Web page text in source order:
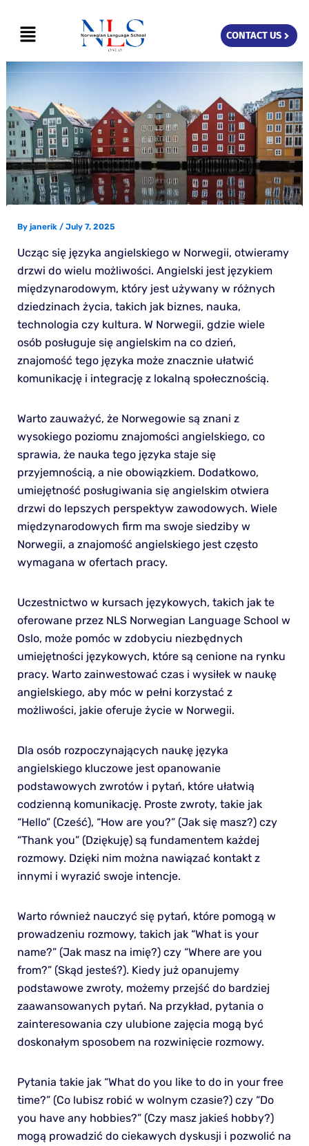
content
Menu CONTACT US
By janerik / July 7, 2025
Ucząc się języka angielskiego w Norwegii, otwieramy
drzwi do wielu możliwości. Angielski jest językiem
międzynarodowym, który jest używany w różnych
dziedzinach życia, takich jak biznes, nauka,
technologia czy kultura. W Norwegii, gdzie wiele
osób posługuje się angielskim na co dzień,
znajomość tego języka może znacznie ułatwić
komunikację i integrację z lokalną społecznością.
Warto zauważyć, że Norwegowie są znani z
wysokiego poziomu znajomości angielskiego, co
sprawia, że nauka tego języka staje się
przyjemnością, a nie obowiązkiem. Dodatkowo,
umiejętność posługiwania się angielskim otwiera
drzwi do lepszych perspektyw zawodowych. Wiele
międzynarodowych firm ma swoje siedziby w
Norwegii, a znajomość angielskiego jest często
wymagana w ofertach pracy.
Uczestnictwo w kursach językowych, takich jak te
oferowane przez NLS Norwegian Language School w
Oslo, może pomóc w zdobyciu niezbędnych
umiejętności językowych, które są cenione na rynku
pracy. Warto zainwestować czas i wysiłek w naukę
angielskiego, aby móc w pełni korzystać z
możliwości, jakie oferuje życie w Norwegii.
Dla osób rozpoczynających naukę języka
angielskiego kluczowe jest opanowanie
podstawowych zwrotów i pytań, które ułatwią
codzienną komunikację. Proste zwroty, takie jak
“Hello” (Cześć), “How are you?” (Jak się masz?) czy
“Thank you” (Dziękuję) są fundamentem każdej
rozmowy. Dzięki nim można nawiązać kontakt z
innymi i wyrazić swoje intencje.
Warto również nauczyć się pytań, które pomogą w
prowadzeniu rozmowy, takich jak “What is your
name?” (Jak masz na imię?) czy “Where are you
from?” (Skąd jesteś?). Kiedy już opanujemy
podstawowe zwroty, możemy przejść do bardziej
zaawansowanych pytań. Na przykład, pytania o
zainteresowania czy ulubione zajęcia mogą być
doskonałym sposobem na rozwinięcie rozmowy.
Pytania takie jak “What do you like to do in your free
time?” (Co lubisz robić w wolnym czasie?) czy “Do
you have any hobbies?” (Czy masz jakieś hobby?)
mogą prowadzić do ciekawych dyskusji i pozwolić na